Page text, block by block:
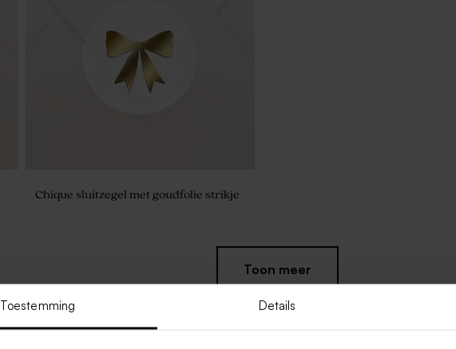
Toestemming Details
Chique sluitzegel met goudfolie strikje
Toon meer